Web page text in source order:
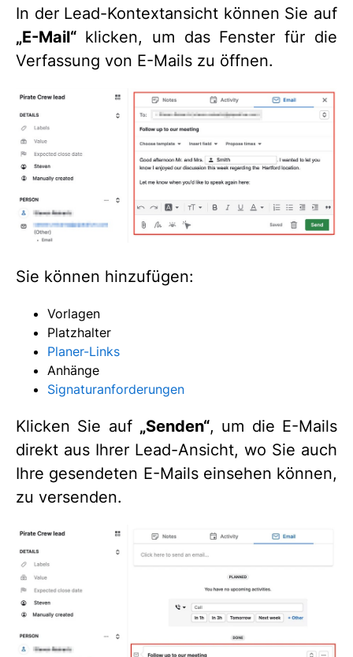
In der Lead-Kontextansicht können Sie auf
„E-Mail“ klicken, um das Fenster für die
Verfassung von E-Mails zu öffnen.
Sie können hinzufügen:
Vorlagen
Platzhalter
Planer-Links
Anhänge
Signaturanforderungen
Klicken Sie auf „Senden“, um die E-Mails
direkt aus Ihrer Lead-Ansicht, wo Sie auch
Ihre gesendeten E-Mails einsehen können,
zu versenden.